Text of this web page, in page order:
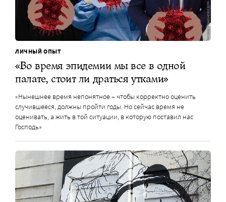
ЛИЧНЫЙ ОПЫТ
«Во время эпидемии мы все в одной
палате, стоит ли драться утками»
«Нынешнее время непонятное – чтобы корректно оценить
случившееся, должны пройти годы. Но сейчас время не
оценивать, а жить в той ситуации, в которую поставил нас
Господь»